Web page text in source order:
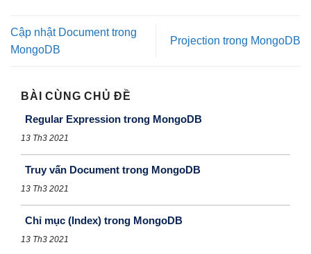
Cập nhật Document trong
MongoDB
Projection trong MongoDB
BÀI CÙNG CHỦ ĐỀ
Regular Expression trong MongoDB
13 Th3 2021
Truy vấn Document trong MongoDB
13 Th3 2021
Chỉ mục (Index) trong MongoDB
13 Th3 2021